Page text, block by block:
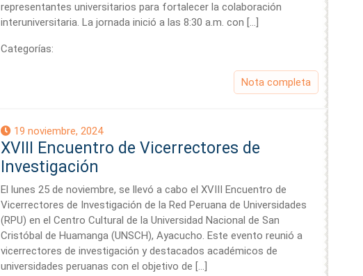
representantes universitarios para fortalecer la colaboración
interuniversitaria. La jornada inició a las 8:30 a.m. con […]
Categorías:
Nota completa
19 noviembre, 2024
XVIII Encuentro de Vicerrectores de
Investigación
El lunes 25 de noviembre, se llevó a cabo el XVIII Encuentro de
Vicerrectores de Investigación de la Red Peruana de Universidades
(RPU) en el Centro Cultural de la Universidad Nacional de San
Cristóbal de Huamanga (UNSCH), Ayacucho. Este evento reunió a
vicerrectores de investigación y destacados académicos de
universidades peruanas con el objetivo de […]